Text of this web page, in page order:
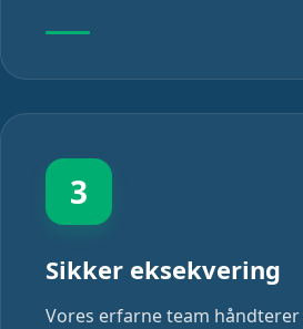
3
Sikker eksekvering
Vores erfarne team